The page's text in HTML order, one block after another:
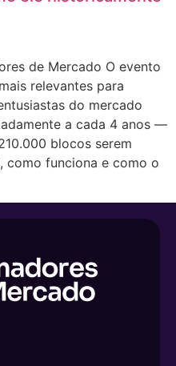
de Mercado O evento
relevantes para
do mercado
a cada 4 anos —
blocos serem
como funciona e como o